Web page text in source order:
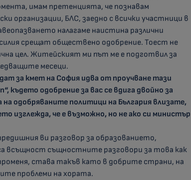
имам претенцията, че познавам
организации, БЛС, заедно с всички участници в
налагаме наистина различни
срещат обществено одобрение. Тоест не
цел. Житейският ми път ме е подготвил за
месеци.
за кмет на София идва от проучване тази
където одобрение за вас се вдига двойно за
одобряваните политици на България влизате,
изглежда, че е възможно, но не ако си министър
ви разговор за образованието,
всъщност същностните разговори за това как
става такъв като в добрите страни, на
проблеми на хората.